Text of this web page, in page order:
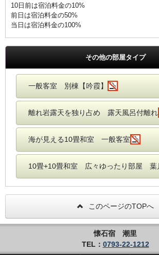
10日前は宿泊料金の10%
前日は宿泊料金の50%
当日は宿泊料金の100%
その他の部屋タイプ
一般客室 別棟【吟霞】
離れ岩露天を独り占め 露天風呂付離れ
海が見える10畳和室 一般客室
10畳+10畳和室 広々ゆったり部屋 葉
このページのTOPへ
懐石宿 潮里
TEL： 0793-22-1212